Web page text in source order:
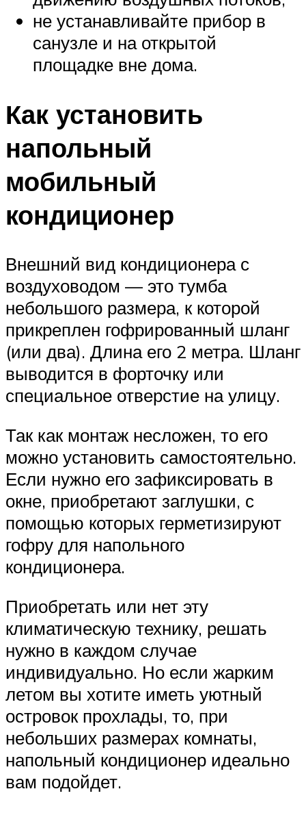
не устанавливайте прибор в
санузле и на открытой
площадке вне дома.
Как установить
напольный
мобильный
кондиционер
Внешний вид кондиционера с
воздуховодом — это тумба
небольшого размера, к которой
прикреплен гофрированный шланг
(или два). Длина его 2 метра. Шланг
выводится в форточку или
специальное отверстие на улицу.
Так как монтаж несложен, то его
можно установить самостоятельно.
Если нужно его зафиксировать в
окне, приобретают заглушки, с
помощью которых герметизируют
гофру для напольного
кондиционера.
Приобретать или нет эту
климатическую технику, решать
нужно в каждом случае
индивидуально. Но если жарким
летом вы хотите иметь уютный
островок прохлады, то, при
небольших размерах комнаты,
напольный кондиционер идеально
вам подойдет.